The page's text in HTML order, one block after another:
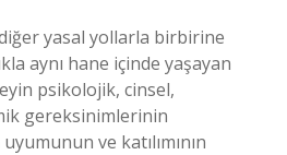
yasal yollarla birbirine
aynı hane içinde yaşayan
psikolojik, cinsel,
gereksinimlerinin
ve katılımının